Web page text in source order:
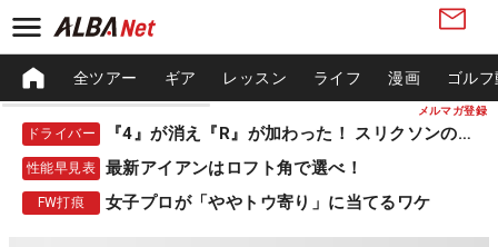
メルマガ登録
全ツアー ギア レッスン ライフ 漫画 ゴル
ドライバー 『4』が消え『R』が加わった！ スリクソンの新作
性能早見表 最新アイアンはロフト角で選べ！
FW打痕 女子プロが「ややトウ寄り」に当てるワケ